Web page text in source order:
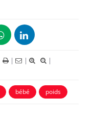
| |
|
bébé poids